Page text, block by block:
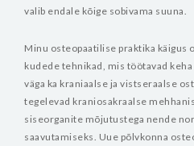
valib endale kõige sobivama suuna.
Minu osteopaatilise praktika käigus
kudede tehnikad, mis töötavad
väga ka kraniaalse ja vistseraalse
tegelevad kraniosakraalse
siseorganite mõjutustega nende
saavutamiseks. Uue põlvkonna